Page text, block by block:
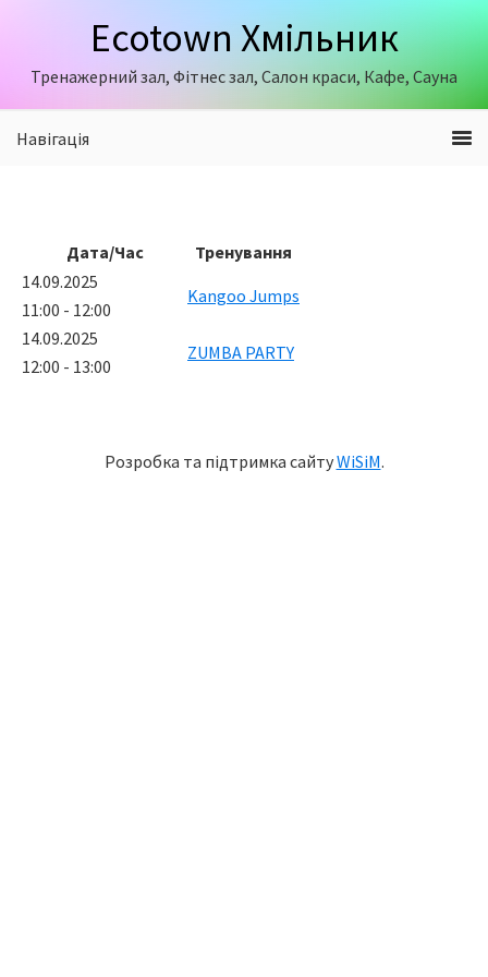
primary
content
Ecotown Хмільник
Тренажерний зал, Фітнес зал, Салон краси, Кафе, Сауна
Навігація
Дата/Час
Тренування
14.09.2025
11:00 - 12:00
Kangoo Jumps
14.09.2025
12:00 - 13:00
ZUMBA PARTY
Розробка та підтримка сайтуWiSiM.